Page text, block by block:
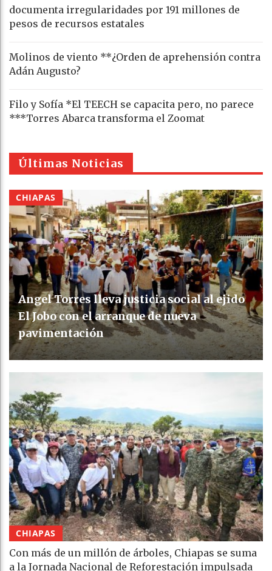
documenta irregularidades por 191 millones de
pesos de recursos estatales
Molinos de viento **¿Orden de aprehensión contra
Adán Augusto?
Filo y Sofía *El TEECH se capacita pero, no parece
***Torres Abarca transforma el Zoomat
Últimas Noticias
CHIAPAS
Angel Torres lleva justicia social al ejido
El Jobo con el arranque de nueva
pavimentación
CHIAPAS
Con más de un millón de árboles, Chiapas se suma
a la Jornada Nacional de Reforestación impulsada